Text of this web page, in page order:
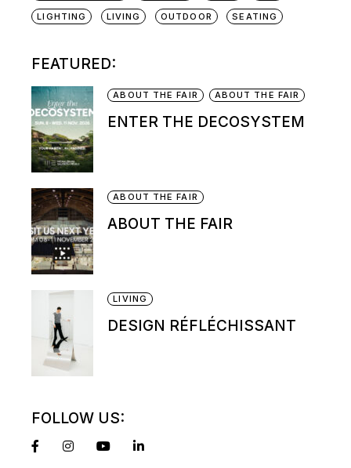
LIGHTING LIVING OUTDOOR SEATING
FEATURED:
ABOUT THE FAIR ABOUT THE FAIR
ENTER THE DECOSYSTEM
ABOUT THE FAIR
ABOUT THE FAIR
LIVING
DESIGN RÉFLÉCHISSANT
FOLLOW US: